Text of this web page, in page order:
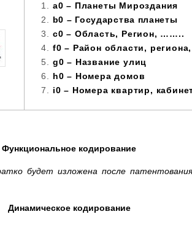
a0 – Планеты Мироздания
b0 – Государства планеты
c0 – Область, Регион, ……..
f0 – Район области,
g0 – Название улиц
h0 – Номера домов
i0 – Номера квартир,
Функциональное кодирование
будет изложена после
Динамическое кодирование